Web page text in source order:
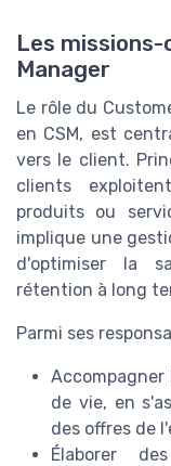
Les
Manager
Le rôle du
en CSM, est
vers le client.
clients
produits ou
implique une
d'optimiser la
rétention à long
Parmi ses
de vie, en
des offres de
Élaborer